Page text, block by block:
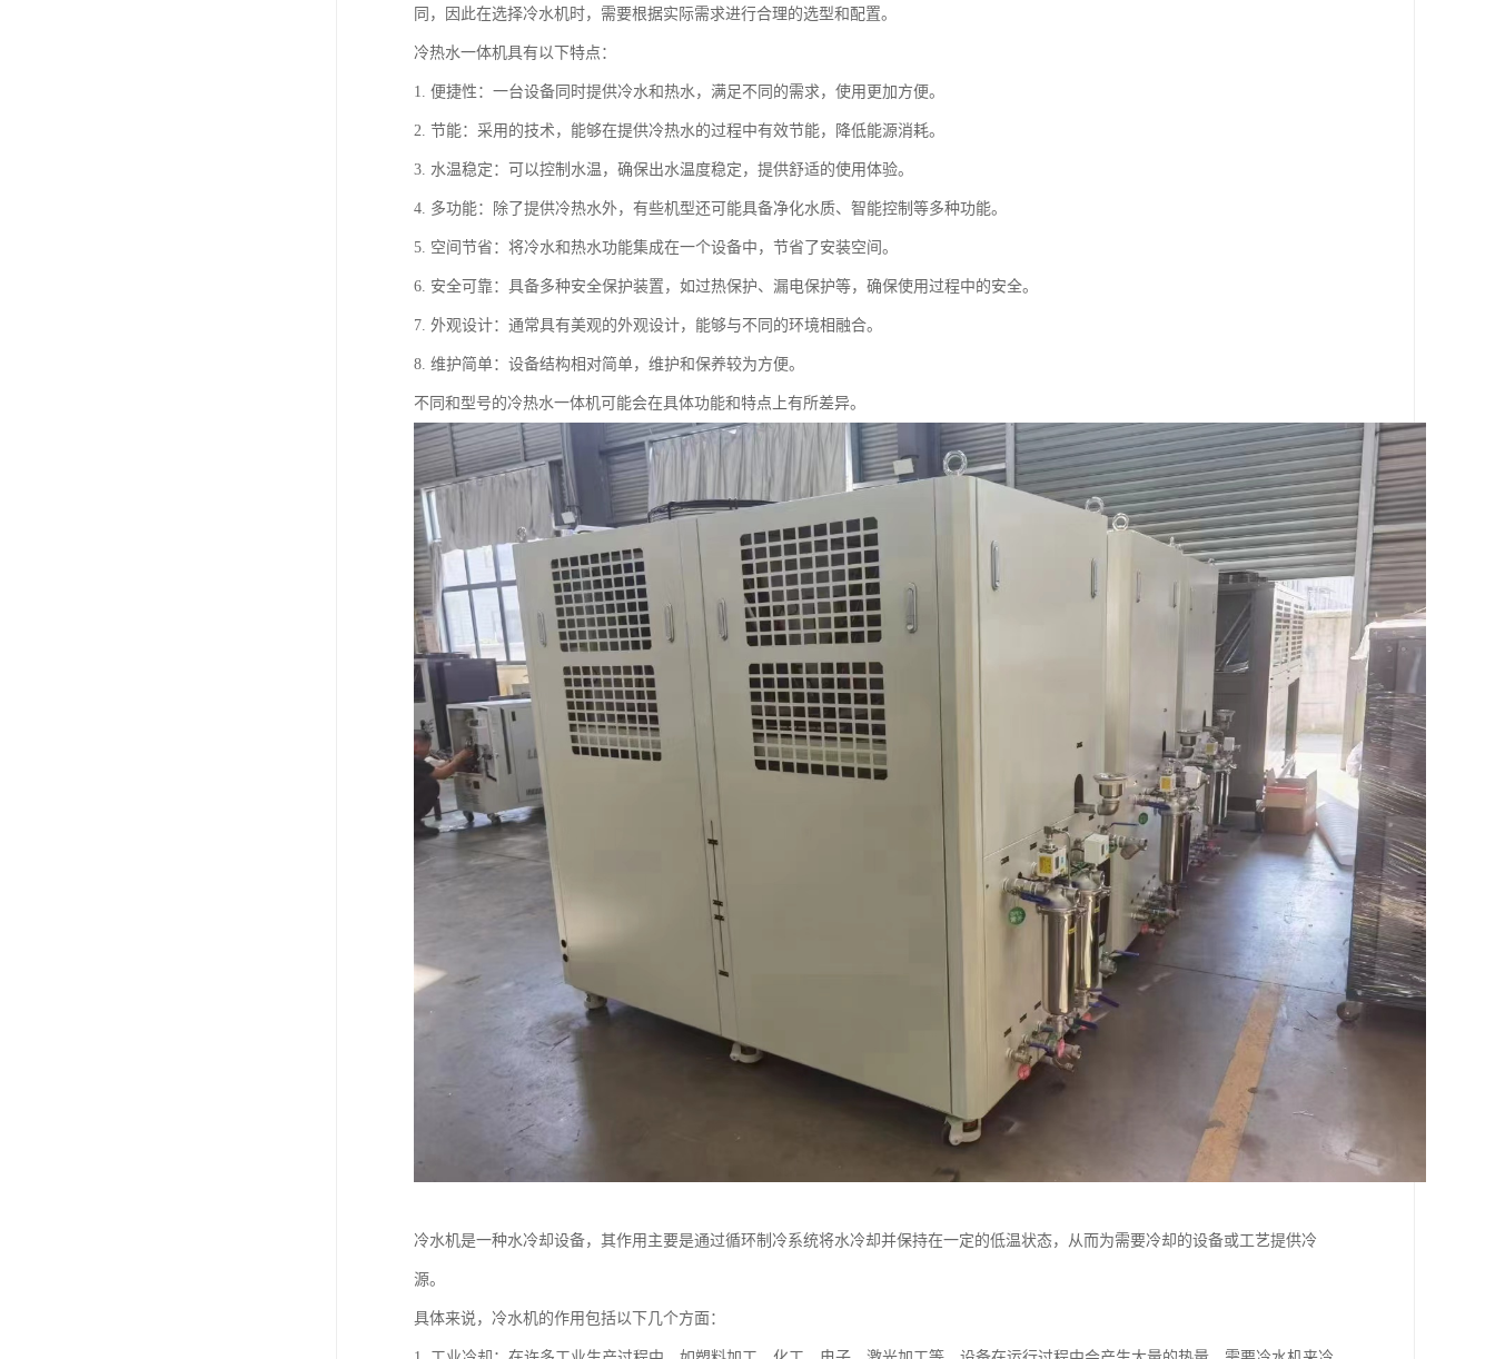
同，因此在选择冷水机时，需要根据实际需求进行合理的选型和配置。
冷热水一体机具有以下特点：
1. 便捷性：一台设备同时提供冷水和热水，满足不同的需求，使用更加方便。
2. 节能：采用的技术，能够在提供冷热水的过程中有效节能，降低能源消耗。
3. 水温稳定：可以控制水温，确保出水温度稳定，提供舒适的使用体验。
4. 多功能：除了提供冷热水外，有些机型还可能具备净化水质、智能控制等多种功能。
5. 空间节省：将冷水和热水功能集成在一个设备中，节省了安装空间。
6. 安全可靠：具备多种安全保护装置，如过热保护、漏电保护等，确保使用过程中的安全。
7. 外观设计：通常具有美观的外观设计，能够与不同的环境相融合。
8. 维护简单：设备结构相对简单，维护和保养较为方便。
不同和型号的冷热水一体机可能会在具体功能和特点上有所差异。
冷水机是一种水冷却设备，其作用主要是通过循环制冷系统将水冷却并保持在一定的低温状态，从而为需要冷却的设备或工艺提供冷
源。
具体来说，冷水机的作用包括以下几个方面：